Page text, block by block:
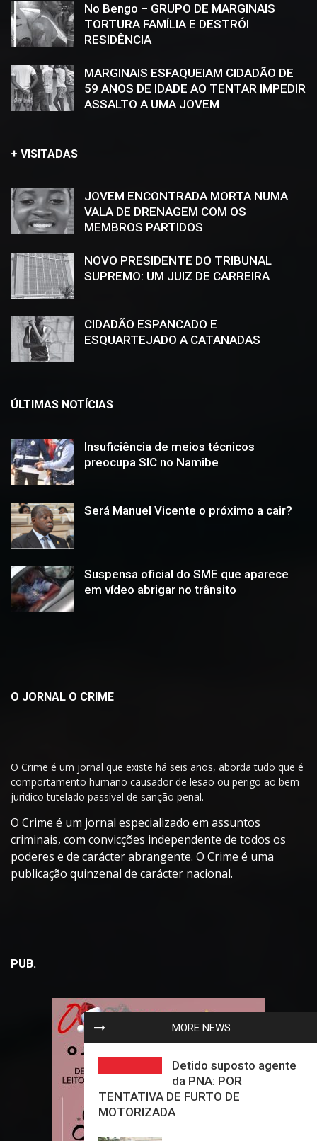
MORE NEWS
Detido suposto agente
da PNA: POR
TENTATIVA DE FURTO DE
MOTORIZADA
No Bengo – GRUPO DE MARGINAIS
TORTURA FAMÍLIA E DESTRÓI
RESIDÊNCIA
MARGINAIS ESFAQUEIAM CIDADÃO DE
59 ANOS DE IDADE AO TENTAR IMPEDIR
ASSALTO A UMA JOVEM
+ VISITADAS
JOVEM ENCONTRADA MORTA NUMA
VALA DE DRENAGEM COM OS
MEMBROS PARTIDOS
NOVO PRESIDENTE DO TRIBUNAL
SUPREMO: UM JUIZ DE CARREIRA
CIDADÃO ESPANCADO E
ESQUARTEJADO A CATANADAS
ÚLTIMAS NOTÍCIAS
Insuficiência de meios técnicos
preocupa SIC no Namibe
Será Manuel Vicente o próximo a cair?
Suspensa oficial do SME que aparece
em vídeo abrigar no trânsito
O JORNAL O CRIME
O Crime é um jornal que existe há seis anos, aborda tudo que é
comportamento humano causador de lesão ou perigo ao bem
jurídico tutelado passível de sanção penal.
O Crime é um jornal especializado em assuntos
criminais, com convicções independente de todos os
poderes e de carácter abrangente. O Crime é uma
publicação quinzenal de carácter nacional.
PUB.